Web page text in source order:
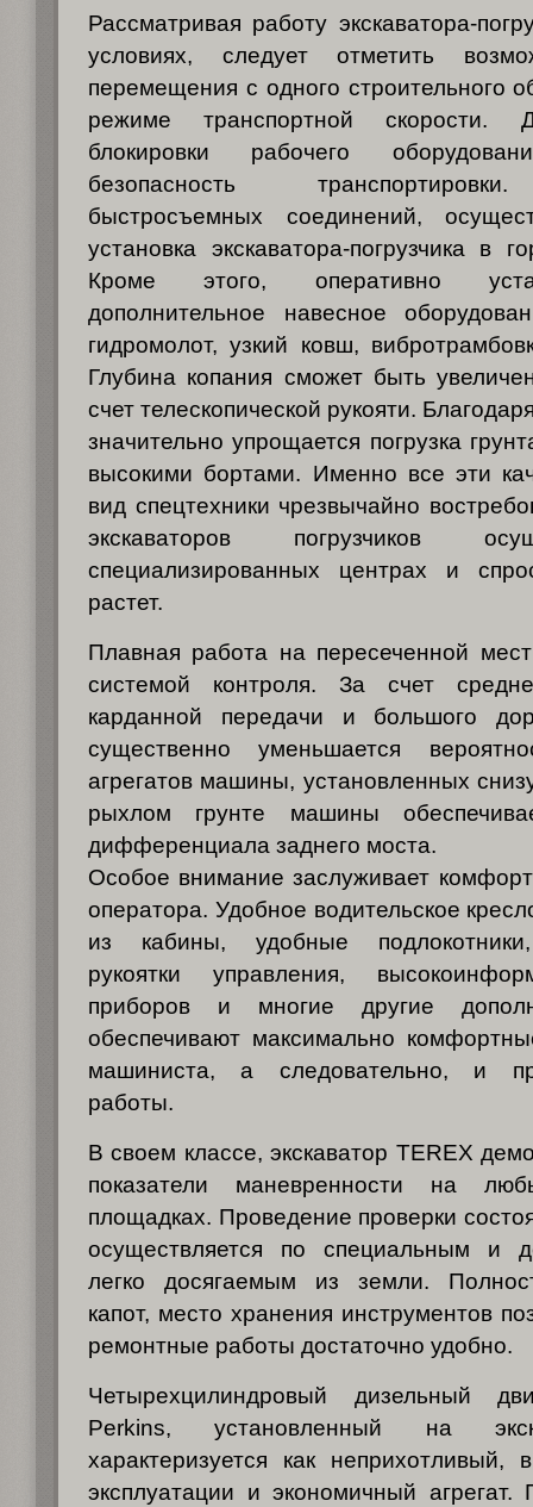
Рассматривая работу экскаватора-
условиях, следует отметить
перемещения с одного строительного
режиме транспортной скорости.
блокировки рабочего
безопасность
быстросъемных соединений,
установка экскаватора-погрузчика в
Кроме этого, оперативно
дополнительное навесное
гидромолот, узкий ковш,
Глубина копания сможет быть
счет телескопической рукояти.
значительно упрощается погрузка
высокими бортами. Именно все эти
вид спецтехники чрезвычайно
экскаваторов погрузчиков
специализированных центрах и
растет.
Плавная работа на пересеченной
системой контроля. За счет
карданной передачи и большого
существенно уменьшается
агрегатов машины, установленных
рыхлом грунте машины
дифференциала заднего моста.
Особое внимание заслуживает
оператора. Удобное водительское
из кабины, удобные подлокотники,
рукоятки управления,
приборов и многие другие
обеспечивают максимально
машиниста, а следовательно, и
работы.
В своем классе, экскаватор TEREX
показатели маневренности на
площадках. Проведение проверки
осуществляется по специальным и
легко досягаемым из земли.
капот, место хранения инструментов
ремонтные работы достаточно удобно.
Четырехцилиндровый дизельный
Perkins, установленный на
характеризуется как неприхотливый,
эксплуатации и экономичный агрегат.